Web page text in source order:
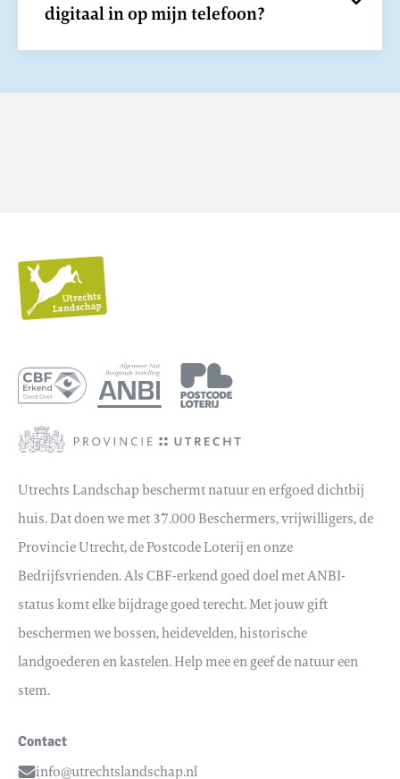
digitaal in op mijn telefoon?
Utrechts Landschap beschermt natuur en erfgoed dichtbij
huis. Dat doen we met 37.000 Beschermers, vrijwilligers, de
Provincie Utrecht, de Postcode Loterij en onze
Bedrijfsvrienden. Als CBF-erkend goed doel met ANBI-
status komt elke bijdrage goed terecht. Met jouw gift
beschermen we bossen, heidevelden, historische
landgoederen en kastelen. Help mee en geef de natuur een
stem.
Contact
info@utrechtslandschap.nl